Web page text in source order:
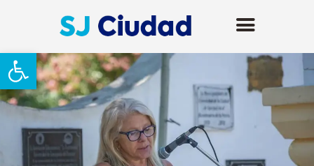
Abrir barra de herramientas